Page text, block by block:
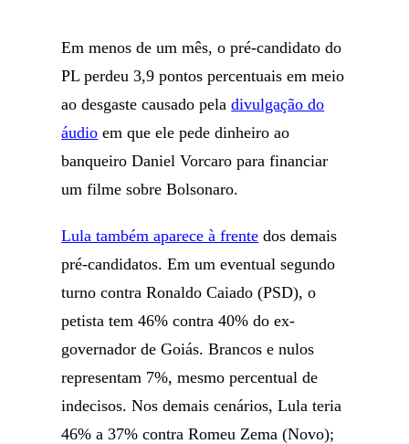
Em menos de um mês, o pré-candidato do
PL perdeu 3,9 pontos percentuais em meio
ao desgaste causado peladivulgação do
áudio em que ele pede dinheiro ao
banqueiro Daniel Vorcaro para financiar
um filme sobre Bolsonaro.
Lula também aparece à frente dos demais
pré-candidatos. Em um eventual segundo
turno contra Ronaldo Caiado (PSD), o
petista tem 46% contra 40% do ex-
governador de Goiás. Brancos e nulos
representam 7%, mesmo percentual de
indecisos. Nos demais cenários, Lula teria
46% a 37% contra Romeu Zema (Novo);